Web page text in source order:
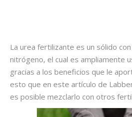
La urea fertilizante es un sólido
nitrógeno, el cual es ampliamente
gracias a los beneficios que le
esto que en este artículo de
es posible mezclarlo con otros